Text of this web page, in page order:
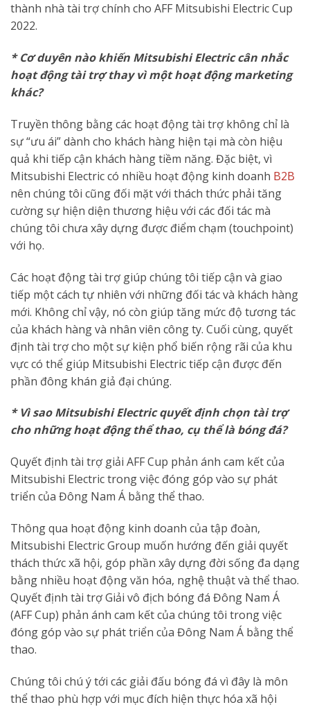
thành nhà tài trợ chính cho AFF Mitsubishi Electric Cup
2022.
* Cơ duyên nào khiến Mitsubishi Electric cân nhắc
hoạt động tài trợ thay vì một hoạt động marketing
khác?
Truyền thông bằng các hoạt động tài trợ không chỉ là
sự “ưu ái” dành cho khách hàng hiện tại mà còn hiệu
quả khi tiếp cận khách hàng tiềm năng. Đặc biệt, vì
Mitsubishi Electric có nhiều hoạt động kinh doanh B2B
nên chúng tôi cũng đối mặt với thách thức phải tăng
cường sự hiện diện thương hiệu với các đối tác mà
chúng tôi chưa xây dựng được điểm chạm (touchpoint)
với họ.
Các hoạt động tài trợ giúp chúng tôi tiếp cận và giao
tiếp một cách tự nhiên với những đối tác và khách hàng
mới. Không chỉ vậy, nó còn giúp tăng mức độ tương tác
của khách hàng và nhân viên công ty. Cuối cùng, quyết
định tài trợ cho một sự kiện phổ biến rộng rãi của khu
vực có thể giúp Mitsubishi Electric tiếp cận được đến
phần đông khán giả đại chúng.
* Vì sao Mitsubishi Electric quyết định chọn tài trợ
cho những hoạt động thể thao, cụ thể là bóng đá?
Quyết định tài trợ giải AFF Cup phản ánh cam kết của
Mitsubishi Electric trong việc đóng góp vào sự phát
triển của Đông Nam Á bằng thể thao.
Thông qua hoạt động kinh doanh của tập đoàn,
Mitsubishi Electric Group muốn hướng đến giải quyết
thách thức xã hội, góp phần xây dựng đời sống đa dạng
bằng nhiều hoạt động văn hóa, nghệ thuật và thể thao.
Quyết định tài trợ Giải vô địch bóng đá Đông Nam Á
(AFF Cup) phản ánh cam kết của chúng tôi trong việc
đóng góp vào sự phát triển của Đông Nam Á bằng thể
thao.
Chúng tôi chú ý tới các giải đấu bóng đá vì đây là môn
thể thao phù hợp với mục đích hiện thực hóa xã hội